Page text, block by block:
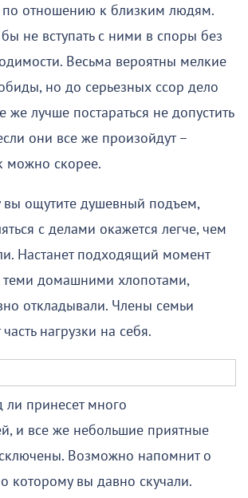
по отношению к близким людям.
не вступать с ними в споры без
Весьма вероятны мелкие
но до серьезных ссор дело
же лучше постараться не допустить
они все же произойдут –
можно скорее.
вы ощутите душевный подъем,
с делами окажется легче, чем
Настанет подходящий момент
теми домашними хлопотами,
откладывали. Члены семьи
нагрузки на себя.
ли принесет много
и все же небольшие приятные
Возможно напомнит о
которому вы давно скучали.